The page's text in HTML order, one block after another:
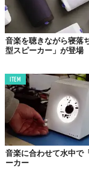
枕に頭を当てるだけ
音楽や動画を楽し
痛みを感じたり、耳
り、有線を使うと体
音楽を聴きながら寝落
型スピーカー」が登場
ITEM
音楽に合わせて水中で
ーカー